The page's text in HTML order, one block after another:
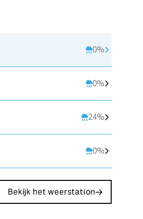
24°C
0%
0%
24%
0%
Bekijk het weerstation